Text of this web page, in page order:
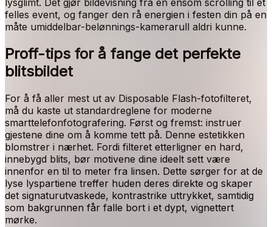
lysglimt. Det gjør bildevisning fra en ensom scrolling til et
felles event, og fanger den rå energien i festen din på en
måte umiddelbar-belønnings-kamerarull aldri kunne.
Proff-tips for å fange det perfekte
blitsbildet
For å få aller mest ut av Disposable Flash-fotofilteret,
må du kaste ut standardreglene for moderne
smarttelefonfotografering. Først og fremst: instruer
gjestene dine om å komme tett på. Denne estetikken
blomstrer i nærhet. Fordi filteret etterligner en hard,
innebygd blits, bør motivene dine ideelt sett være
innenfor en til to meter fra linsen. Dette sørger for at de
lyse lyspartiene treffer huden deres direkte og skaper
det signaturutvaskede, kontrastrike uttrykket, samtidig
som bakgrunnen får falle bort i et dypt, vignettert
mørke.